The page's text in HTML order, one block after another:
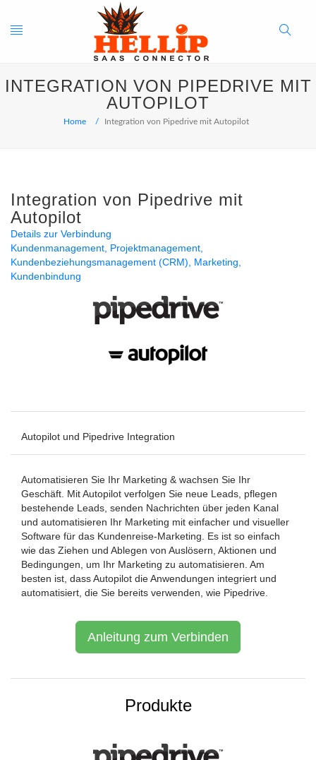
Toggle
navigation
Search
Button
INTEGRATION VON PIPEDRIVE MIT
AUTOPILOT
Home Integration von Pipedrive mit Autopilot
Integration von Pipedrive mit
Autopilot
Details zur Verbindung
Kundenmanagement Projektmanagement
Kundenbeziehungsmanagement (CRM)
Marketing
Kundenbindung
Autopilot und Pipedrive Integration
Automatisieren Sie Ihr Marketing & wachsen Sie Ihr
Geschäft. Mit Autopilot verfolgen Sie neue Leads, pflegen
bestehende Leads, senden Nachrichten über jeden Kanal
und automatisieren Ihr Marketing mit einfacher und visueller
Software für das Kundenreise-Marketing. Es ist so einfach
wie das Ziehen und Ablegen von Auslösern, Aktionen und
Bedingungen, um Ihr Marketing zu automatisieren. Am
besten ist, dass Autopilot die Anwendungen integriert und
automatisiert, die Sie bereits verwenden, wie Pipedrive.
Anleitung zum Verbinden
Produkte